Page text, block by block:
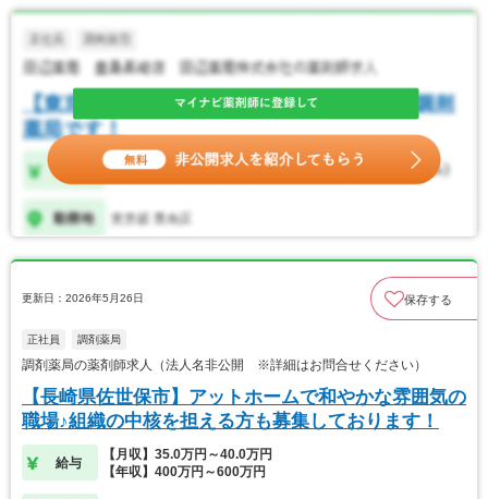
更新日：2026年5月26日 保存する
正社員 調剤薬局
調剤薬局の薬剤師求人（法人名非公開 ※詳細はお問合せください）
【長崎県佐世保市】アットホームで和やかな雰囲気の
職場♪組織の中核を担える方も募集しております！
給与
【月収】35.0万円～40.0万円
【年収】400万円～600万円